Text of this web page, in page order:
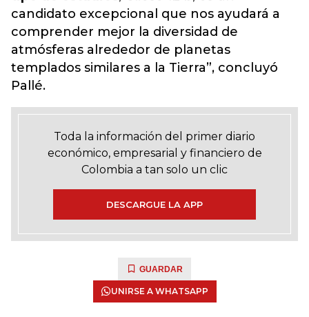
candidato excepcional que nos ayudará a
comprender mejor la diversidad de
atmósferas alrededor de planetas
templados similares a la Tierra”, concluyó
Pallé.
Toda la información del primer diario
económico, empresarial y financiero de
Colombia a tan solo un clic
DESCARGUE LA APP
GUARDAR
UNIRSE A WHATSAPP